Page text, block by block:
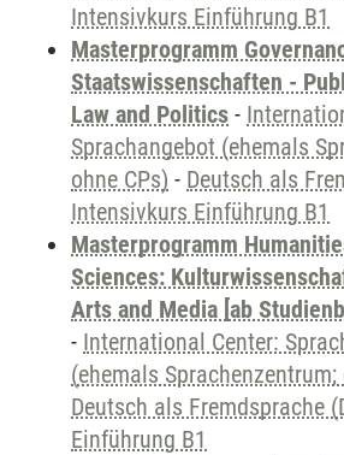
Intensivkurs Einführung B1
Masterprogramm
Staatswissenschaften -
Law and Politics -
Sprachangebot (ehemals
ohne CPs) - Deutsch als
Intensivkurs Einführung B1
Masterprogramm
Sciences:
Arts and Media [ab
- International Center:
(ehemals Sprachenzentrum;
Deutsch als Fremdsprache
Einführung B1